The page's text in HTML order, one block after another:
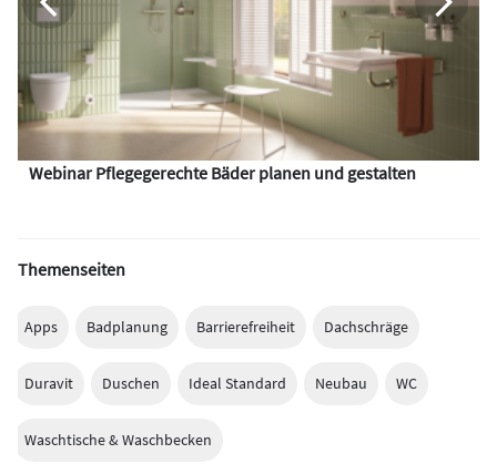
Webinar Pflegegerechte Bäder planen und gestalten
Themenseiten
Apps Badplanung Barrierefreiheit Dachschräge
Duravit Duschen Ideal Standard Neubau WC
Waschtische & Waschbecken